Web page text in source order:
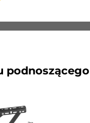
podnoszącego